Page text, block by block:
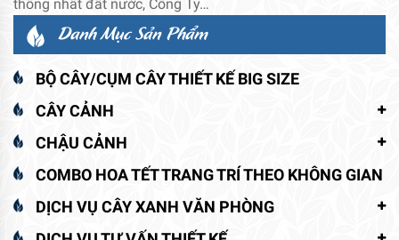
thống nhất đất nước, Công Ty…
Danh Mục Sản Phẩm
BỘ CÂY/CỤM CÂY THIẾT KẾ BIG SIZE
CÂY CẢNH
CHẬU CẢNH
COMBO HOA TẾT TRANG TRÍ THEO KHÔNG GIAN
DỊCH VỤ CÂY XANH VĂN PHÒNG